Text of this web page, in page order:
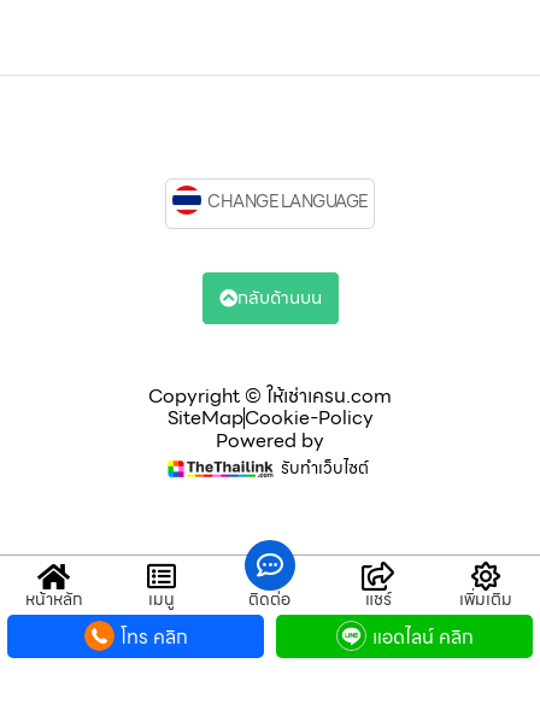
Copyright © ให้เช่าเครน.com
SiteMapCookie-Policy
Powered by
รับทำเว็บไซต์
CHANGE LANGUAGE
กลับด้านบน
หน้าหลัก เมนู ติดต่อ แชร์ เพิ่มเติม
โทร คลิก แอดไลน์ คลิก